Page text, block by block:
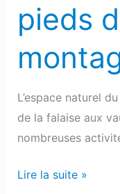
pieds
L’espace naturel
de la falaise aux
nombreuses
Lire la suite »